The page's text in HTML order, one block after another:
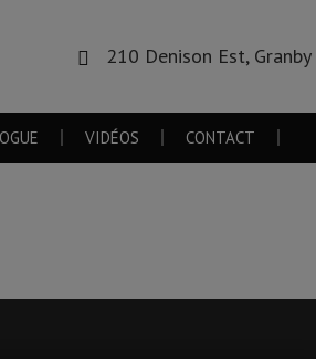
210 Denison Est, Granby
VIDÉOS CONTACT